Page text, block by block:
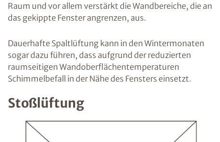
Raum und vor allem verstärkt die Wandbereiche, die an
das gekippte Fenster angrenzen, aus.
Dauerhafte Spaltlüftung kann in den Wintermonaten
sogar dazu führen, dass aufgrund der reduzierten
raumseitigen Wandoberflächentemperaturen
Schimmelbefall in der Nähe des Fensters einsetzt.
Stoßlüftung